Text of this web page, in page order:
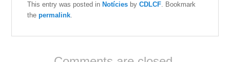
This entry was posted in Notícies byCDLCF. Bookmark
thepermalink.